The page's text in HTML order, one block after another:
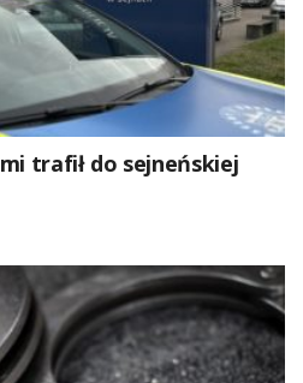
trafił do sejneńskiej